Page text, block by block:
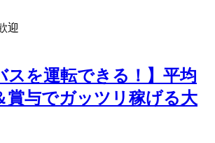
迎
スを運転できる！】平均
賞与でガッツリ稼げる大